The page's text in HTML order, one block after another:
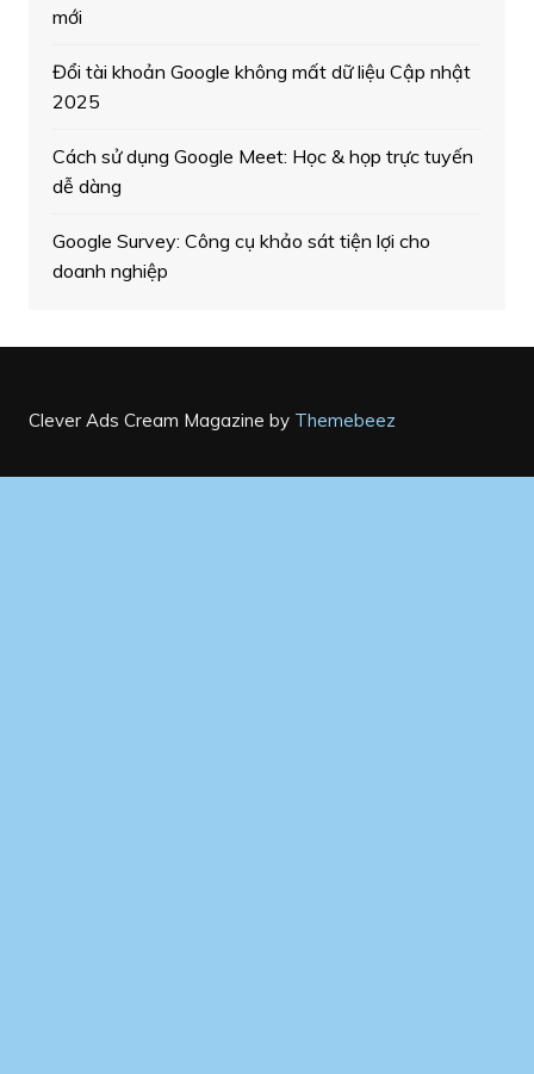
mới
Đổi tài khoản Google không mất dữ liệu Cập nhật
2025
Cách sử dụng Google Meet: Học & họp trực tuyến
dễ dàng
Google Survey: Công cụ khảo sát tiện lợi cho
doanh nghiệp
Clever Ads Cream Magazine by Themebeez